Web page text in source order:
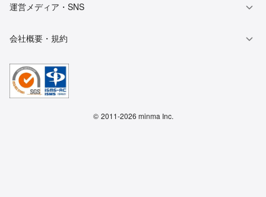
運営メディア・SNS
会社概要・規約
© 2011-2026 minma Inc.